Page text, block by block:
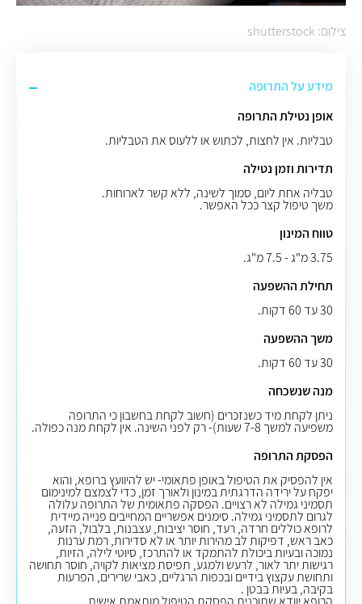
צילום: shutterstock
מידע על התרופה
אופן נטילת התרופה
טבליות. אין לחצות, לכתוש או ללעוס את הטבליות.
תדירות וזמן נטילה
טבליה אחת ליום, סמוך לשינה, ללא קשר לארוחות.
משך טיפול קצר ככל האפשר.
טווח המינון
3.75 מ"ג - 7.5 מ"ג.
תחילת ההשפעה
30 עד 60 דקות.
משך ההשפעה
30 עד 60 דקות.
מנה שנשכחה
ניתן לקחת מיד כשנזכרים (חשוב לקחת בחשבון כי התרופה
משפיעה למשך 7-8 שעות)- רק לפני השינה. אין לקחת מנה כפולה.
הפסקת התרופה
אין להפסיק את הטיפול באופן פתאומי- יש להיוועץ ברופא, והוא
יפקח על ירידה הדרגתית במינון ולאורך זמן, כדי לצמצם למינימום
תסמיני גמילה לא רצויים. הפסקה פתאומית של התרופה עלולה
לגרום לתסמיני גמילה. סימנים אפשריים המחייבים פנייה מיידית
לרופא כוללים חרדה, רעד, חוסר יציבות, עצבנות, בלבול, הזעה,
כאב ראש, דפיקות לב מהירות יותר או לא סדירות, רמת ערנות
נמוכה ובעיות ביכולת להתמקד או להתרכז, סיוטי לילה, הזיות,
רגישות יתר לאור, לרעש ולמגע, תפיסת מציאות לקויה, חוסר תחושה
ותחושת עקצוץ בידיים ובכפות הרגליים, כאבי שרירים, הפרעות
בקיבה, בעיות בבטן .